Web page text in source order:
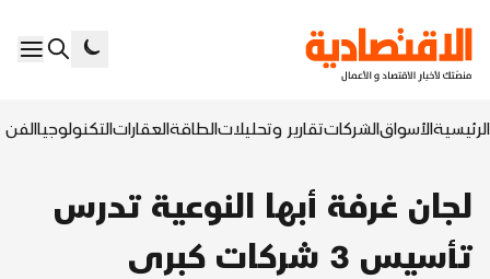
الرئيسيةالأسواقالشركاتتقارير وتحليلاتالطاقةالعقاراتالتكنولوجياالفن
لجان غرفة أبها النوعية تدرس
تأسيس 3 شركات كبرى